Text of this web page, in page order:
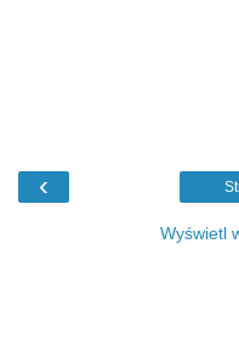
‹
Wyświetl